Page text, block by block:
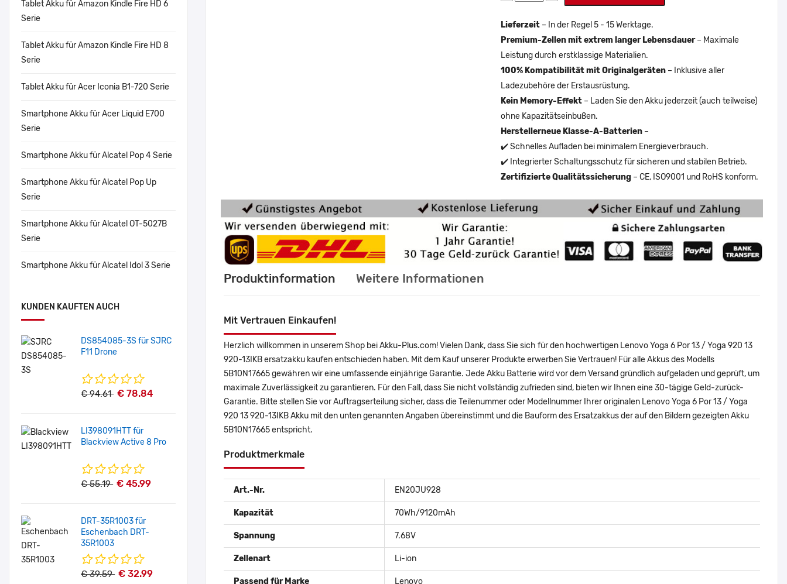
Tablet Akku für Amazon Kindle Fire HD 6
Serie
Tablet Akku für Amazon Kindle Fire HD 8
Serie
Tablet Akku für Acer Iconia B1-720 Serie
Smartphone Akku für Acer Liquid E700
Serie
Smartphone Akku für Alcatel Pop 4 Serie
Smartphone Akku für Alcatel Pop Up
Serie
Smartphone Akku für Alcatel OT-5027B
Serie
Smartphone Akku für Alcatel Idol 3 Serie
KUNDEN KAUFTEN AUCH
DS854085-3S für SJRC
F11 Drone
€ 94.61 € 78.84
LI398091HTT für
Blackview Active 8 Pro
€ 55.19 € 45.99
DRT-35R1003 für
Eschenbach DRT-
35R1003
€ 39.59 € 32.99
Lieferzeit – In der Regel 5 - 15 Werktage.
Premium-Zellen mit extrem langer Lebensdauer– Maximale
Leistung durch erstklassige Materialien.
100% Kompatibilität mit Originalgeräten – Inklusive aller
Ladezubehöre der Erstausrüstung.
Kein Memory-Effekt – Laden Sie den Akku jederzeit (auch teilweise)
ohne Kapazitätseinbußen.
Herstellerneue Klasse-A-Batterien –
✔️ Schnelles Aufladen bei minimalem Energieverbrauch.
✔️ Integrierter Schaltungsschutz für sicheren und stabilen Betrieb.
Zertifizierte Qualitätssicherung – CE, ISO9001 und RoHS konform.
Produktinformation Weitere Informationen
Mit Vertrauen Einkaufen!
Herzlich willkommen in unserem Shop bei Akku-Plus.com! Vielen Dank, dass Sie sich für den hochwertigen Lenovo Yoga 6 Por 13 / Yoga 920 13
920-13IKB ersatzakku kaufen entschieden haben. Mit dem Kauf unserer Produkte erwerben Sie Vertrauen! Für alle Akkus des Modells
5B10N17665 gewähren wir eine umfassende einjährige Garantie. Jede Akku Batterie wird vor dem Versand gründlich aufgeladen und geprüft, um
maximale Zuverlässigkeit zu garantieren. Für den Fall, dass Sie nicht vollständig zufrieden sind, bieten wir Ihnen eine 30-tägige Geld-zurück-
Garantie. Bitte stellen Sie vor Auftragserteilung sicher, dass die Teilenummer oder Modellnummer Ihrer originalen Lenovo Yoga 6 Por 13 / Yoga
920 13 920-13IKB Akku mit den unten genannten Angaben übereinstimmt und die Bauform des Ersatzakkus der auf den Bildern gezeigten Akku
5B10N17665 entspricht.
Produktmerkmale
Art.-Nr. EN20JU928
Kapazität 70Wh/9120mAh
Spannung 7.68V
Zellenart Li-ion
Passend für Marke Lenovo